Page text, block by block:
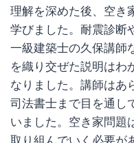
理解を深めた後、空き
学びました。耐震診断
一級建築士の久保講師
を織り交ぜた説明はわ
なりました。講師はあ
司法書士まで目を通し
いました。空き家問題
取り組んでいく必要が